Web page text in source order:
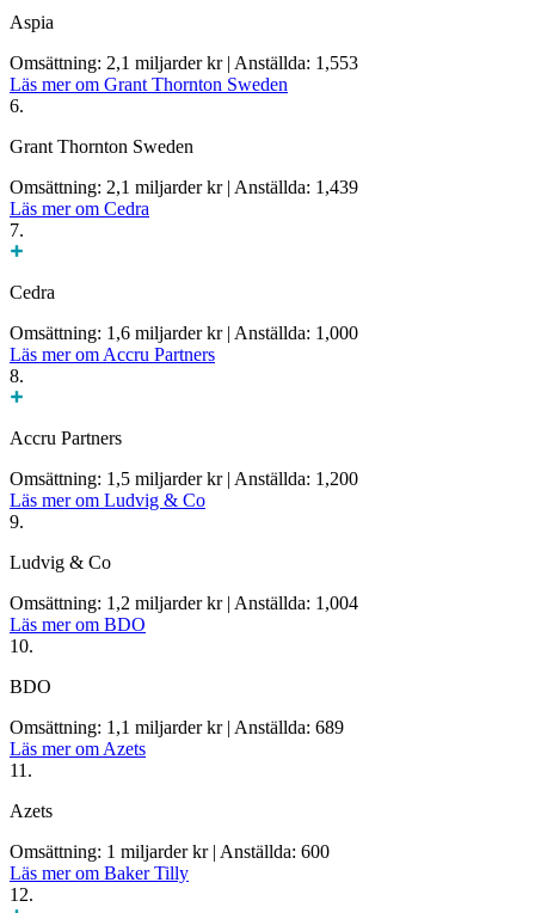
Aspia
Omsättning: 2,1 miljarder kr | Anställda: 1,553
Läs mer om Grant Thornton Sweden
6.
Grant Thornton Sweden
Omsättning: 2,1 miljarder kr | Anställda: 1,439
Läs mer om Cedra
7.
Cedra
Omsättning: 1,6 miljarder kr | Anställda: 1,000
Läs mer om Accru Partners
8.
Accru Partners
Omsättning: 1,5 miljarder kr | Anställda: 1,200
Läs mer om Ludvig & Co
9.
Ludvig & Co
Omsättning: 1,2 miljarder kr | Anställda: 1,004
Läs mer om BDO
10.
BDO
Omsättning: 1,1 miljarder kr | Anställda: 689
Läs mer om Azets
11.
Azets
Omsättning: 1 miljarder kr | Anställda: 600
Läs mer om Baker Tilly
12.